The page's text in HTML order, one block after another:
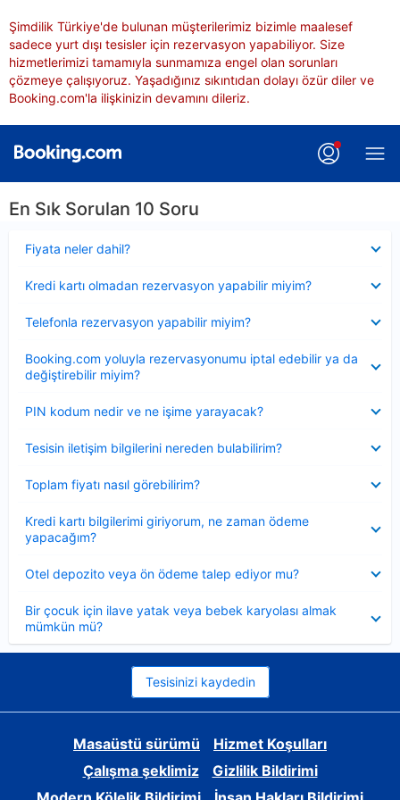
Şimdilik Türkiye'de bulunan müşterilerimiz bizimle maalesef
sadece yurt dışı tesisler için rezervasyon yapabiliyor. Size
hizmetlerimizi tamamıyla sunmamıza engel olan sorunları
çözmeye çalışıyoruz. Yaşadığınız sıkıntıdan dolayı özür diler ve
Booking.com'la ilişkinizin devamını dileriz.
En Sık Sorulan 10 Soru
Fiyata neler dahil?
Kredi kartı olmadan rezervasyon yapabilir miyim?
Telefonla rezervasyon yapabilir miyim?
Booking.com yoluyla rezervasyonumu iptal edebilir ya da
değiştirebilir miyim?
PIN kodum nedir ve ne işime yarayacak?
Tesisin iletişim bilgilerini nereden bulabilirim?
Toplam fiyatı nasıl görebilirim?
Kredi kartı bilgilerimi giriyorum, ne zaman ödeme
yapacağım?
Otel depozito veya ön ödeme talep ediyor mu?
Bir çocuk için ilave yatak veya bebek karyolası almak
mümkün mü?
Tesisinizi kaydedin
Masaüstü sürümü
Hizmet Koşulları
Çalışma şeklimiz
Gizlilik Bildirimi